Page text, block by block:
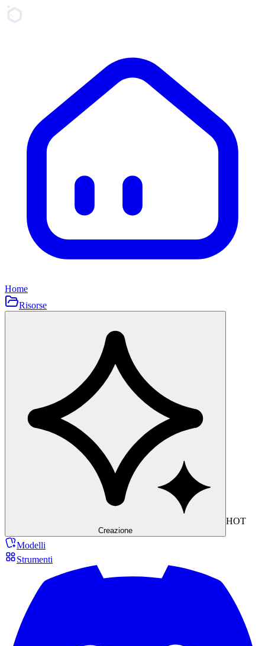
Home
Risorse
Creazione
HOT
Modelli
Strumenti